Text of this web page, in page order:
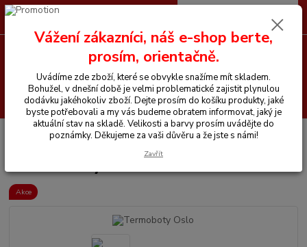
Hledat
+420 605 255 500 0 Kč
Vše pro jezdce Jezdecké boty Termoboty Oslo
Termoboty Oslo
Akce
Vážení zákazníci, náš e-shop berte,
prosím, orientačně.
Uvádíme zde zboží, které se obvykle snažíme mít skladem.
Bohužel, v dnešní době je velmi problematické zajistit plynulou
dodávku jakéhokoliv zboží. Dejte prosím do košíku produkty, jaké
byste potřebovali a my vás budeme obratem informovat, jaký je
aktuální stav na skladě. Velikosti a barvy prosím uvádějte do
poznámky. Děkujeme za vaši důvěru a že jste s námi!
Zavřít